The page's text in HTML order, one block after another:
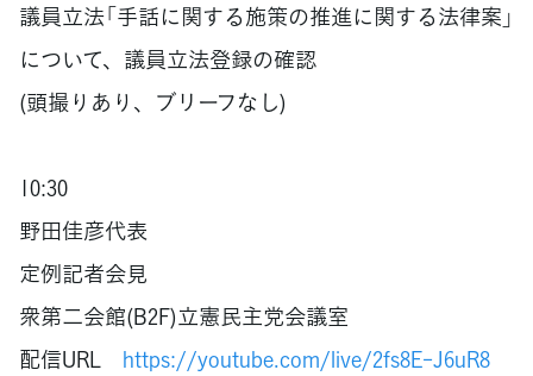
議員立法「手話に関する施策の推進に関する法律案」
について、議員立法登録の確認
(頭撮りあり、ブリーフなし)
10:30
野田佳彦代表
定例記者会見
衆第二会館(B2F)立憲民主党会議室
配信URL https://youtube.com/live/2fs8E-J6uR8